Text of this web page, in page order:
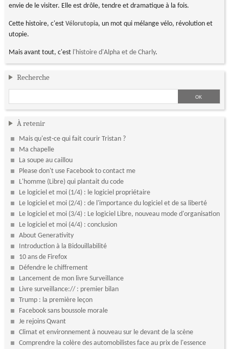
envie de le visiter. Elle est drôle, tendre et dramatique à la fois.
Cette histoire, c'est Vélorutopia, un mot qui mélange vélo, révolution et
utopie.
Mais avant tout, c'est l'histoire d'Alpha et de Charly.
Recherche
À retenir
Mais qu'est-ce qui fait courir Tristan ?
Ma chapelle
La soupe au caillou
Please don't use Facebook to contact me
L'homme (Libre) qui plantait du code
Le logiciel et moi (1/4) : le logiciel propriétaire
Le logiciel et moi (2/4) : de l'importance du logiciel et de sa liberté
Le logiciel et moi (3/4) : Le logiciel Libre, nouveau mode d'organisation
Le logiciel et moi (4/4) : conclusion
About Generativity
Introduction à la Bidouillabilité
10 ans de Firefox
Défendre le chiffrement
Lancement de mon livre Surveillance
Livre surveillance:// : premier bilan
Trump : la première leçon
Facebook sans boussole morale
Je rejoins Qwant
Climat et environnement à nouveau sur le devant de la scène
Comprendre la colère des automobilistes face au prix de l'essence